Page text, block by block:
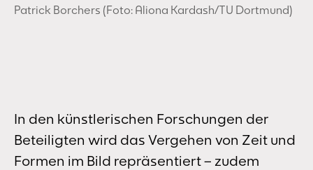
Patrick Borchers (Foto: Aliona Kardash/TU Dortmund)
In den künstlerischen Forschungen der
Beteiligten wird das Vergehen von Zeit und
Formen im Bild repräsentiert – zudem